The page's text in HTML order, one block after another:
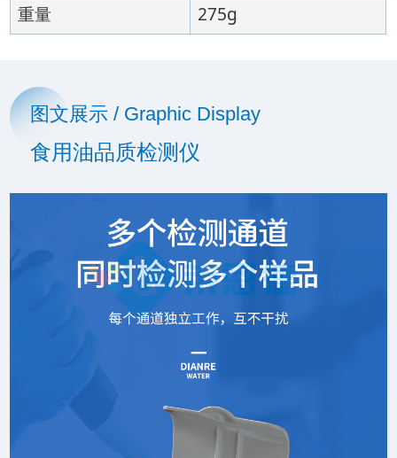
重量
275g
图文展示 / Graphic Display
食用油品质检测仪